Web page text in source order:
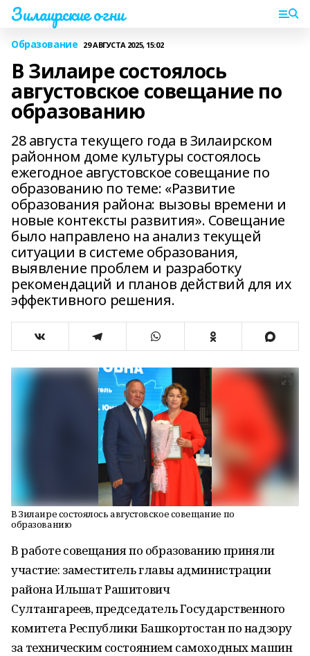
Зилаирские огни
Образование 29 АВГУСТА 2025, 15:02
В Зилаире состоялось
августовское совещание по
образованию
28 августа текущего года в Зилаирском
районном доме культуры состоялось
ежегодное августовское совещание по
образованию по теме: «Развитие
образования района: вызовы времени и
новые контексты развития». Совещание
было направлено на анализ текущей
ситуации в системе образования,
выявление проблем и разработку
рекомендаций и планов действий для их
эффективного решения.
В Зилаире состоялось августовское совещание по
образованию
В работе совещания по образованию приняли
участие: заместитель главы администрации
района Ильшат Рашитович
Султангареев, председатель Государственного
комитета Республики Башкортостан по надзору
за техническим состоянием самоходных машин